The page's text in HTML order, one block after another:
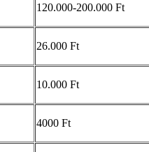
120.000-200.000 Ft
26.000 Ft
10.000 Ft
4000 Ft